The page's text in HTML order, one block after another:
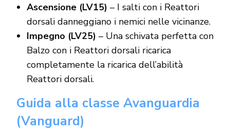
Ascensione (LV15) – I salti con i Reattori
dorsali danneggiano i nemici nelle vicinanze.
Impegno (LV25) – Una schivata perfetta con
Balzo con i Reattori dorsali ricarica
completamente la ricarica dell’abilità
Reattori dorsali.
Guida alla classe Avanguardia
(Vanguard)